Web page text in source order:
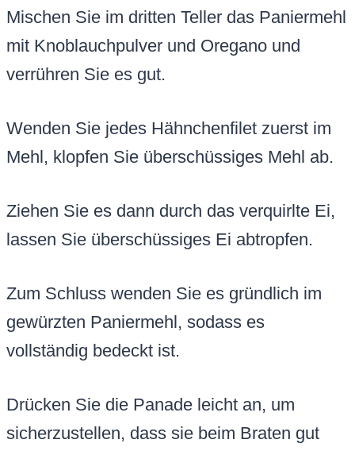
Mischen Sie im dritten Teller das Paniermehl
mit Knoblauchpulver und Oregano und
verrühren Sie es gut.
Wenden Sie jedes Hähnchenfilet zuerst im
Mehl, klopfen Sie überschüssiges Mehl ab.
Ziehen Sie es dann durch das verquirlte Ei,
lassen Sie überschüssiges Ei abtropfen.
Zum Schluss wenden Sie es gründlich im
gewürzten Paniermehl, sodass es
vollständig bedeckt ist.
Drücken Sie die Panade leicht an, um
sicherzustellen, dass sie beim Braten gut